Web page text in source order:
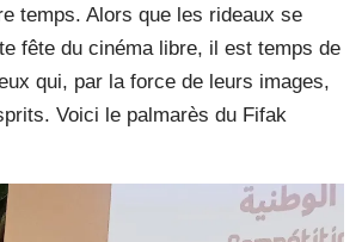
temps. Alors que les rideaux se
fête du cinéma libre, il est temps de
qui, par la force de leurs images,
Voici le palmarès du Fifak